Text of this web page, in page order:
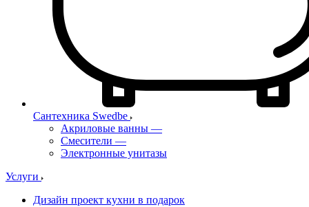
Сантехника Swedbe
Акриловые ванны —
Смесители —
Электронные унитазы
Услуги
Дизайн проект кухни в подарок